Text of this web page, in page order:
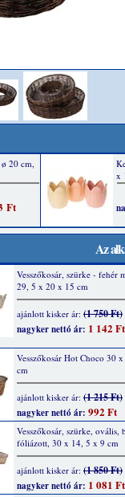
Az
Vesszőkosár, szürke - fehér
29, 5 x 20 x 15 cm
ajánlott kisker ár: (1 750 Ft)
nagyker nettó ár: 1 142 Ft
Vesszőkosár Hot Choco 30
cm
ajánlott kisker ár: (1 215 Ft)
nagyker nettó ár: 992 Ft
Vesszőkosár, szürke, ovális,
fóliázott, 30 x 14, 5 x 9 cm
ajánlott kisker ár: (1 850 Ft)
nagyker nettó ár: 1 081 Ft